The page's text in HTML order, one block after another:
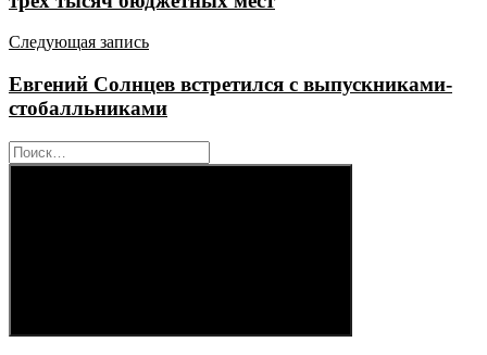
Следующая запись
Евгений Солнцев встретился с выпускниками-
стобалльниками
Найти:
Поиск